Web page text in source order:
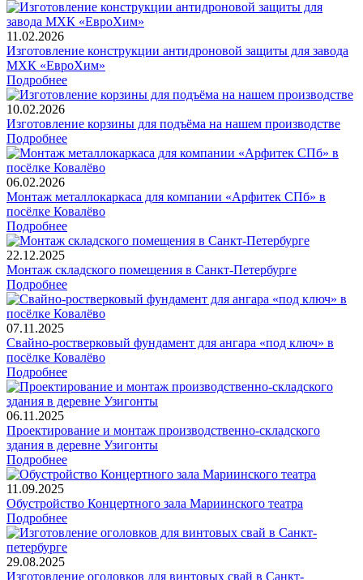
11.02.2026
Изготовление конструкции антидроновой защиты для завода
МХК «ЕвроХим»
Подробнее
10.02.2026
Изготовление корзины для подъёма на нашем производстве
Подробнее
06.02.2026
Монтаж металлокаркаса для компании «Арфитек СПб» в
посёлке Ковалёво
Подробнее
22.12.2025
Монтаж складского помещения в Санкт-Петербурге
Подробнее
07.11.2025
Свайно-ростверковый фундамент для ангара «под ключ» в
посёлке Ковалёво
Подробнее
06.11.2025
Проектирование и монтаж производственно-складского
здания в деревне Узигонты
Подробнее
11.09.2025
Обустройство Концертного зала Мариинского театра
Подробнее
29.08.2025
Изготовление оголовков для винтовых свай в Санкт-